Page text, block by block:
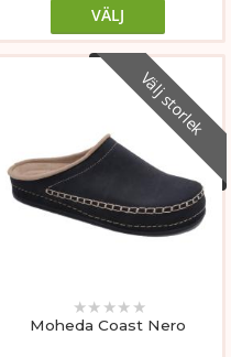
VÄLJ
Välj storlek
Moheda Coast Nero
★★ ★★ ★